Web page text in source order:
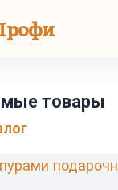
товары